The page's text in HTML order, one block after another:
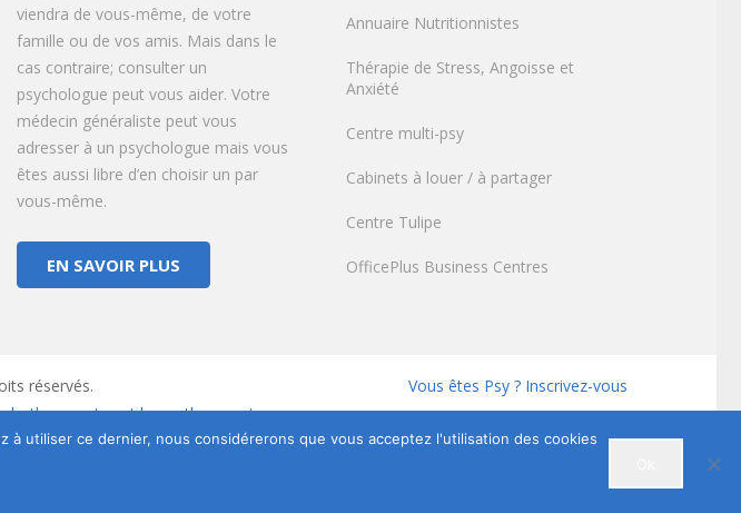
viendra de vous-même, de votre
famille ou de vos amis. Mais dans le
cas contraire; consulter un
psychologue peut vous aider. Votre
médecin généraliste peut vous
adresser à un psychologue mais vous
êtes aussi libre d’en choisir un par
vous-même.
EN SAVOIR PLUS
Annuaire Nutritionnistes
Thérapie de Stress, Angoisse et
Anxiété
Centre multi-psy
Cabinets à louer / à partager
Centre Tulipe
OfficePlus Business Centres
réservés.
et hypnotherapeutes.
Vous êtes Psy ? Inscrivez-vous
utiliser ce dernier, nous considérerons que vous acceptez l'utilisation des cookies